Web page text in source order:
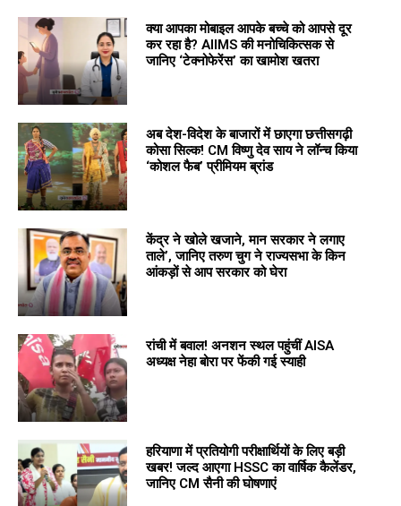
क्या आपका मोबाइल आपके बच्चे को आपसे दूर
कर रहा है? AIIMS की मनोचिकित्सक से
जानिए ‘टेक्नोफेरेंस’ का खामोश खतरा
अब देश-विदेश के बाजारों में छाएगा छत्तीसगढ़ी
कोसा सिल्क! CM विष्णु देव साय ने लॉन्च किया
‘कोशल फैब’ प्रीमियम ब्रांड
केंद्र ने खोले खजाने, मान सरकार ने लगाए
ताले’, जानिए तरुण चुग ने राज्यसभा के किन
आंकड़ों से आप सरकार को घेरा
रांची में बवाल! अनशन स्थल पहुंचीं AISA
अध्यक्ष नेहा बोरा पर फेंकी गई स्याही
हरियाणा में प्रतियोगी परीक्षार्थियों के लिए बड़ी
खबर! जल्द आएगा HSSC का वार्षिक कैलेंडर,
जानिए CM सैनी की घोषणाएं